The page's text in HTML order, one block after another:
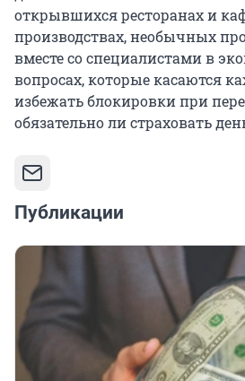
открывшихся ресторанах и
производствах, необычных
вместе со специалистами в
вопросах, которые касаются
избежать блокировки при
обязательно ли страховать
Публикации